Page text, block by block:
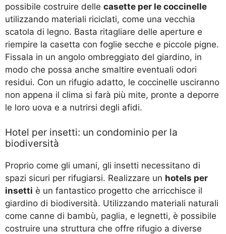
possibile costruire delle casette per le coccinelle
utilizzando materiali riciclati, come una vecchia
scatola di legno. Basta ritagliare delle aperture e
riempire la casetta con foglie secche e piccole pigne.
Fissala in un angolo ombreggiato del giardino, in
modo che possa anche smaltire eventuali odori
residui. Con un rifugio adatto, le coccinelle usciranno
non appena il clima si farà più mite, pronte a deporre
le loro uova e a nutrirsi degli afidi.
Hotel per insetti: un condominio per la
biodiversità
Proprio come gli umani, gli insetti necessitano di
spazi sicuri per rifugiarsi. Realizzare un hotels per
insetti è un fantastico progetto che arricchisce il
giardino di biodiversità. Utilizzando materiali naturali
come canne di bambù, paglia, e legnetti, è possibile
costruire una struttura che offre rifugio a diverse